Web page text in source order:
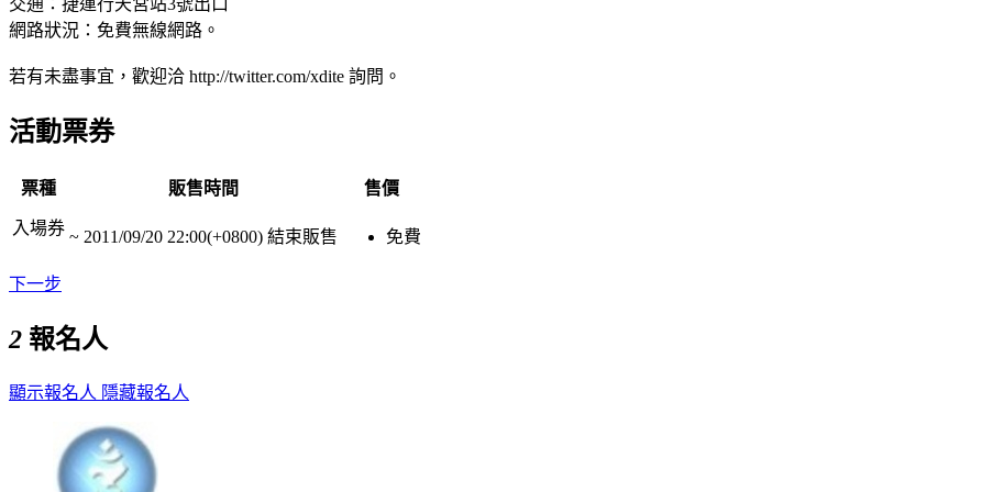
交通：捷運行天宮站3號出口
網路狀況：免費無線網路。
若有未盡事宜，歡迎洽 http://twitter.com/xdite 詢問。
活動票券
票種 販售時間 售價
入場券 ~ 2011/09/20 22:00(+0800) 結束販售 免費
下一步
2 報名人
顯示報名人 隱藏報名人